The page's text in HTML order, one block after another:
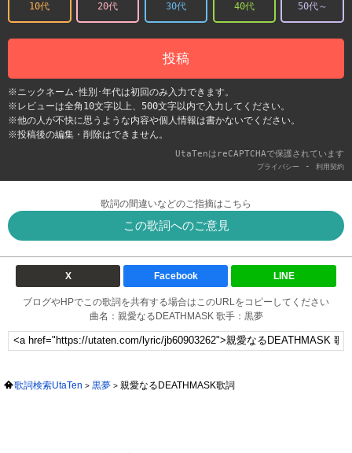
10代 20代 30代 40代 50代～
投稿
※ニックネーム･性別･年代は初回のみ入力できます。
※レビューは全角10文字以上、500文字以内で入力してください。
※他の人が不快に思うような内容や個人情報は書かないでください。
※投稿後の編集・削除はできません。
UtaTenはreCAPTCHAで保護されています
プライバシー - 利用契約
歌詞の間違いなどのご指摘はこちら
この歌詞へのご意見
X Facebook LINE
ブログやHPでこの歌詞を共有する場合はこのURLをコピーしてください
曲名：親愛なるDEATHMASK 歌手：黒夢
歌詞検索UtaTen 黒夢 親愛なるDEATHMASK歌詞